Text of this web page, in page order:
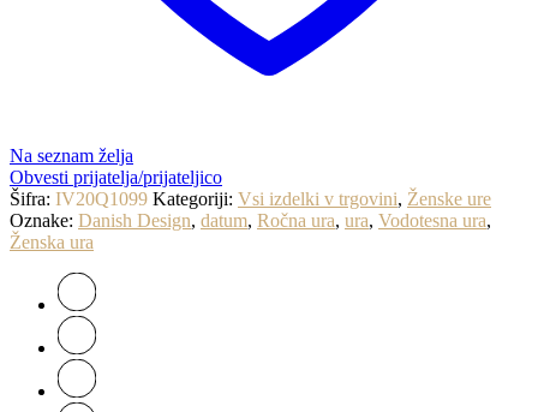
Na seznam želja
Obvesti prijatelja/prijateljico
Šifra: IV20Q1099 Kategoriji: Vsi izdelki v trgovini, Ženske ure
Oznake: Danish Design, datum, Ročna ura, ura, Vodotesna ura,
Ženska ura